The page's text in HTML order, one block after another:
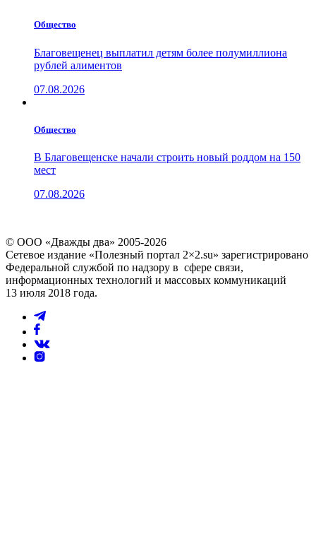
Общество
Благовещенец выплатил детям более полумиллиона
рублей алиментов
07.08.2026
Общество
В Благовещенске начали строить новый роддом на 150
мест
07.08.2026
© ООО «Дважды два» 2005-2026
Сетевое издание «Полезный портал 2×2.su» зарегистрировано
Федеральной службой по надзору в сфере связи,
информационных технологий и массовых коммуникаций
13 июля 2018 года.